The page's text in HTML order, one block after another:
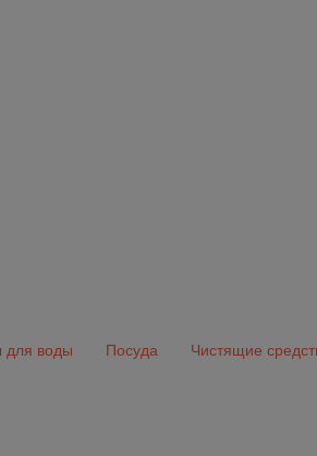
для воды Посуда Чистящие